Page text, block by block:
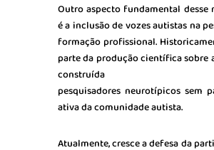
Outro aspecto fundamental desse
é a inclusão de vozes autistas na
formação profissional.
parte da produção científica sobre
construída
pesquisadores neurotípicos sem
ativa da comunidade autista.
Atualmente, cresce a defesa da